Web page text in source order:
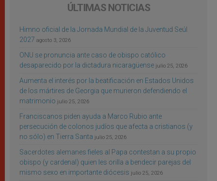
ÚLTIMAS NOTICIAS
Himno oficial de la Jornada Mundial de la Juventud Seúl
2027 agosto 3, 2026
ONU se pronuncia ante caso de obispo católico
desaparecido por la dictadura nicaragüense julio 25, 2026
Aumenta el interés por la beatificación en Estados Unidos
de los mártires de Georgia que murieron defendiendo el
matrimonio julio 25, 2026
Franciscanos piden ayuda a Marco Rubio ante
persecución de colonos judíos que afecta a cristianos (y
no sólo) en Tierra Santa julio 25, 2026
Sacerdotes alemanes fieles al Papa contestan a su propio
obispo (y cardenal) quien les orilla a bendecir parejas del
mismo sexo en importante diócesis julio 25, 2026